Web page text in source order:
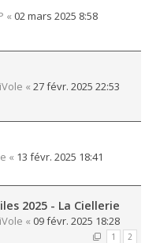
« 02 mars 2025 8:58
« 27 févr. 2025 22:53
« 13 févr. 2025 18:41
2025 - La Ciellerie
« 09 févr. 2025 18:28
1 2